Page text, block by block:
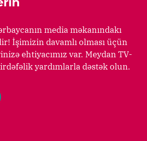
media məkanındakı
İşimizin davamlı olması üçün
ehtiyacımız var. Meydan TV-
yardımlarla dəstək olun.